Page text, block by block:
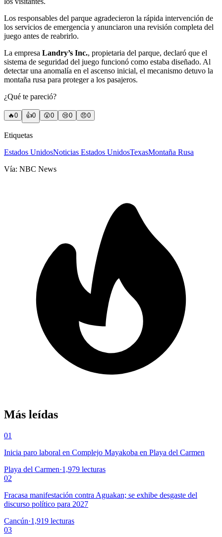
Los responsables del parque agradecieron la rápida intervención de
los servicios de emergencia y anunciaron una revisión completa del
juego antes de reabrirlo.
La empresa Landry’s Inc., propietaria del parque, declaró que el
sistema de seguridad del juego funcionó como estaba diseñado. Al
detectar una anomalía en el ascenso inicial, el mecanismo detuvo la
montaña rusa para proteger a los pasajeros.
¿Qué te pareció?
🔥0 👍0 😲0 😢0 😠0
Etiquetas
Estados UnidosNoticias Estados UnidosTexasMontaña Rusa
Vía: NBC News
Más leídas
01
Inicia paro laboral en Complejo Mayakoba en Playa del Carmen
Playa del Carmen·1,979 lecturas
02
Fracasa manifestación contra Aguakan; se exhibe desgaste del
discurso político para 2027
Cancún·1,919 lecturas
03